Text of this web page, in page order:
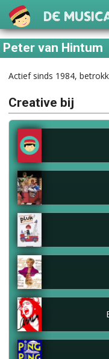
De
Peter van Hintum
Actief sinds 1984,
Creative bij